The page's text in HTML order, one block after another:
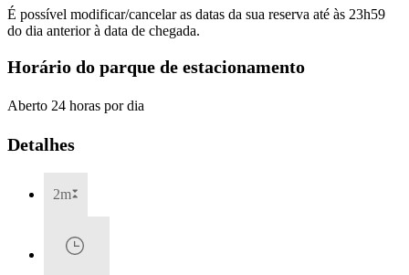
É possível modificar/cancelar as datas da sua reserva até às 23h59
do dia anterior à data de chegada.
Horário do parque de estacionamento
Aberto 24 horas por dia
Detalhes
2m